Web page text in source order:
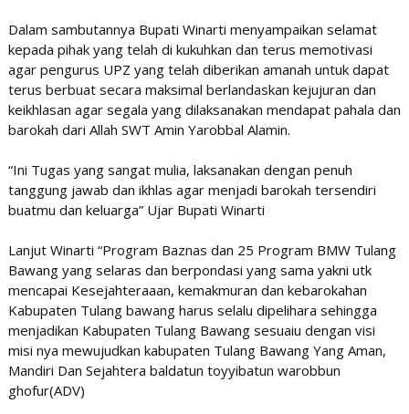
Dalam sambutannya Bupati Winarti menyampaikan selamat
kepada pihak yang telah di kukuhkan dan terus memotivasi
agar pengurus UPZ yang telah diberikan amanah untuk dapat
terus berbuat secara maksimal berlandaskan kejujuran dan
keikhlasan agar segala yang dilaksanakan mendapat pahala dan
barokah dari Allah SWT Amin Yarobbal Alamin.
“Ini Tugas yang sangat mulia, laksanakan dengan penuh
tanggung jawab dan ikhlas agar menjadi barokah tersendiri
buatmu dan keluarga” Ujar Bupati Winarti
Lanjut Winarti “Program Baznas dan 25 Program BMW Tulang
Bawang yang selaras dan berpondasi yang sama yakni utk
mencapai Kesejahteraaan, kemakmuran dan kebarokahan
Kabupaten Tulang bawang harus selalu dipelihara sehingga
menjadikan Kabupaten Tulang Bawang sesuaiu dengan visi
misi nya mewujudkan kabupaten Tulang Bawang Yang Aman,
Mandiri Dan Sejahtera baldatun toyyibatun warobbun
ghofur(ADV)